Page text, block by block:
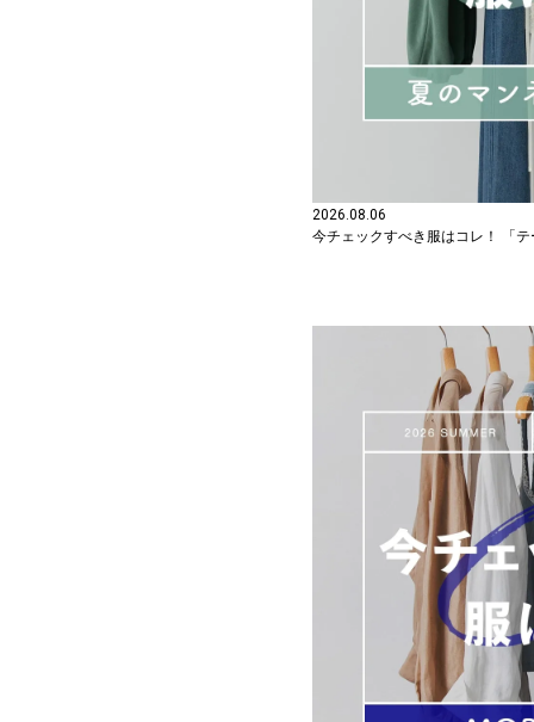
2026.08.06
今チェックすべき服はコレ！ 「